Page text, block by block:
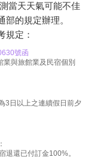
當天天氣可能不佳
的規定辦理。
規定：
號函
與旅館業及民宿個別
3日以上之連續假日前夕
還已付訂金100%。